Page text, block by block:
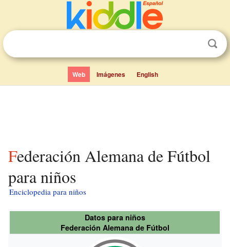
Web Imágenes English
Federación Alemana de Fútbol
para niños
Enciclopedia para niños
Datos para niños
Federación Alemana de Fútbol